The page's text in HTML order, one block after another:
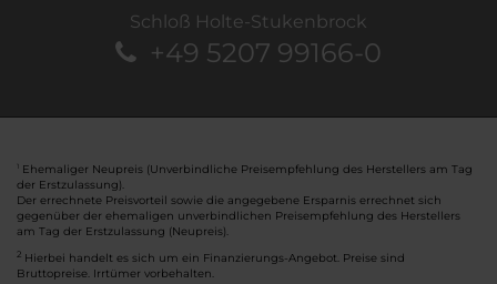
Schloß Holte-Stukenbrock
+49 5207 99166-0
Ehemaliger Neupreis (Unverbindliche Preisempfehlung des Herstellers am Tag
der Erstzulassung).
Der errechnete Preisvorteil sowie die angegebene Ersparnis errechnet sich
gegenüber der ehemaligen unverbindlichen Preisempfehlung des Herstellers
am Tag der Erstzulassung (Neupreis).
2 Hierbei handelt es sich um ein Finanzierungs-Angebot. Preise sind
Bruttopreise. Irrtümer vorbehalten.